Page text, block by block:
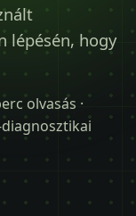
lépésén, hogy
olvasás ·